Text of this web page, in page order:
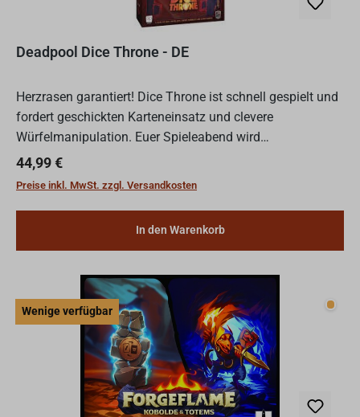
Deadpool Dice Throne - DE
Herzrasen garantiert! Dice Throne ist schnell gespielt und
fordert geschickten Karteneinsatz und clevere
Würfelmanipulation. Euer Spieleabend wird
eskalieren!Tritt den Avengers bei! In Marvel Dice Throne
schlüpfst du...
Regulärer Preis:
44,99 €
Preise inkl. MwSt. zzgl. Versandkosten
In den Warenkorb
Wenige verfügbar